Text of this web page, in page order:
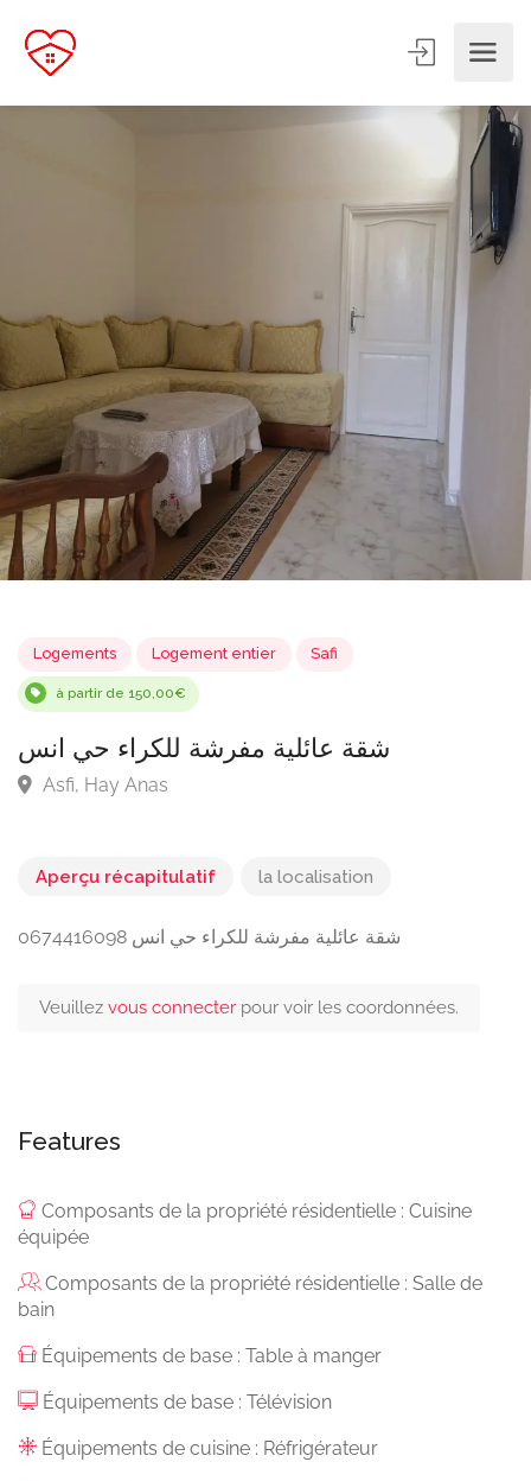
Logements Logement entier
à partir de 150,00€
Aperçu récapitulatif la localisation
شقة عائلية مفرشة للكراء حي انس 0674416098
Veuillez vous connecter pour voir les coordonnées.
Features
Composants de la propriété résidentielle : Cuisine
équipée
Composants de la propriété résidentielle : Salle de
bain
Équipements de base : Table à manger
Équipements de base : Télévision
Équipements de cuisine : Réfrigérateur